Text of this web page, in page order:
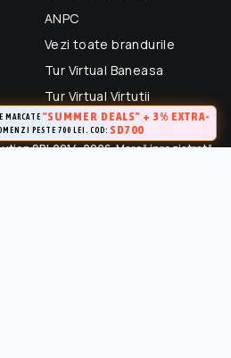
ANPC
Vezi toate brandurile
Tur Virtual Baneasa
Tur Virtual Virtutii
SRL 2014-2026. Marcă inregistrată.
MARCATE "SUMMER DEALS" + 3% EXTRA-
PESTE 700 LEI. COD: SD700